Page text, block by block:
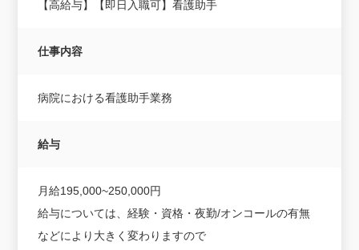
【高給与】【即日入職可】看護助手
仕事内容
病院における看護助手業務
給与
月給195,000~250,000円
給与については、経験・資格・夜勤/オンコールの有無
などにより大きく変わりますので